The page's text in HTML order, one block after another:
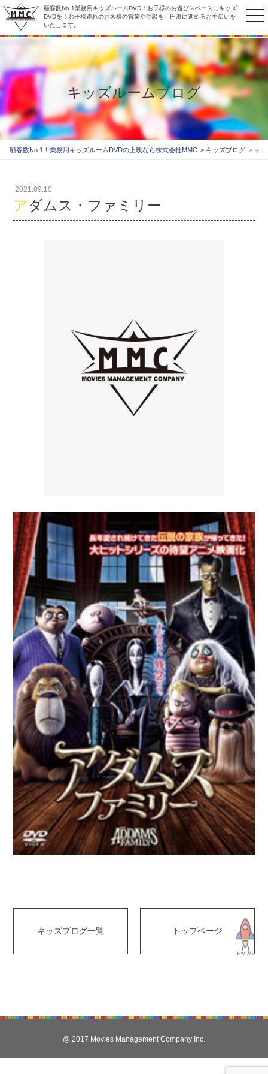
顧客数No.1業務用キッズルームDVD！お子様のお遊びスペースにキッズ
DVDを！お子様連れのお客様の営業や商談を、円滑に進めるお手伝いを
いたします。
キッズルームブログ
顧客数No.1！業務用キッズルームDVDの上映なら株式会社MMC キッズブログ キ
2021.09.10
アダムス・ファミリー
キッズブログ一覧 トップページ
@ 2017 Movies Management Company Inc.